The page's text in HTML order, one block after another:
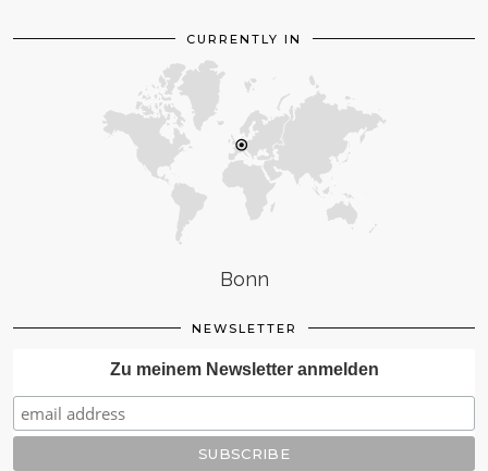
CURRENTLY IN
Bonn
NEWSLETTER
Zu meinem Newsletter anmelden